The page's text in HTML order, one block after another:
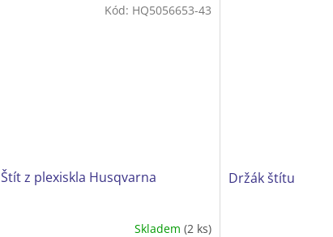
Štít z plexiskla Husqvarna
Skladem (2 ks)
Kód: HQ5056653-43
Držák štítu